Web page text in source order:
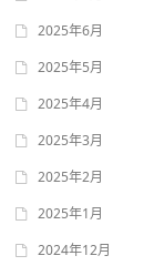
2025年6月
2025年5月
2025年4月
2025年3月
2025年2月
2025年1月
2024年12月